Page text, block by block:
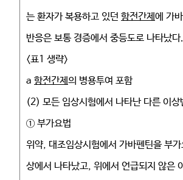
는 환자가 복용하고 있던 항전간제 에 가
반응은 보통 경증에서 중등도로 나타났다.
<표1 생략>
a 항전간제 의 병용투여 포함
(2) 모든 임상시험에서 나타난 다른 이상
① 부가요법
위약, 대조임상시험에서 가바펜틴을 부
상에서 나타났고, 위에서 언급되지 않은